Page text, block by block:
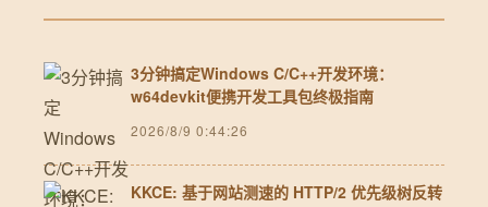
3分钟搞定Windows C/C++开发环境：
w64devkit便携开发工具包终极指南
2026/8/9 0:44:26
KKCE: 基于网站测速的 HTTP/2 优先级树反转